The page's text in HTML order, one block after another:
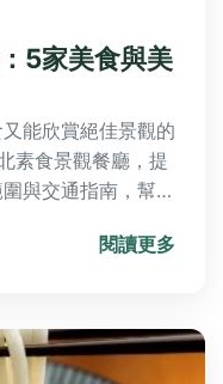
5家美食與美
能欣賞絕佳景觀的
素食景觀餐廳，提
與交通指南，幫助
閱讀更多